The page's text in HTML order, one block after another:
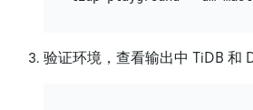
验证环境，查看输出中 TiDB 和